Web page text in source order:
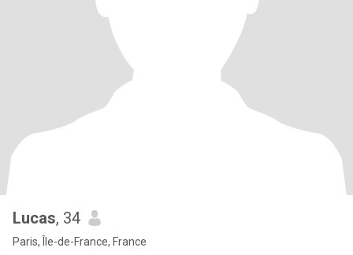
Lucas, 34
Paris, Île-de-France, France